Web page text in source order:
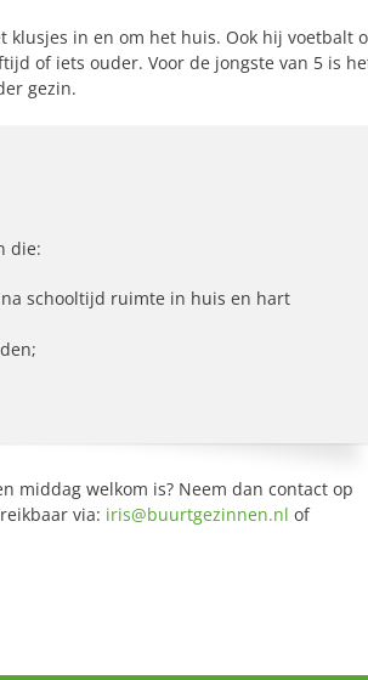
in en om het huis. Ook hij voetbalt
of iets ouder. Voor de jongste van 5 is
gezin.
die:
schooltijd ruimte in huis en hart
middag welkom is? Neem dan contact op
via: iris@buurtgezinnen.nl of